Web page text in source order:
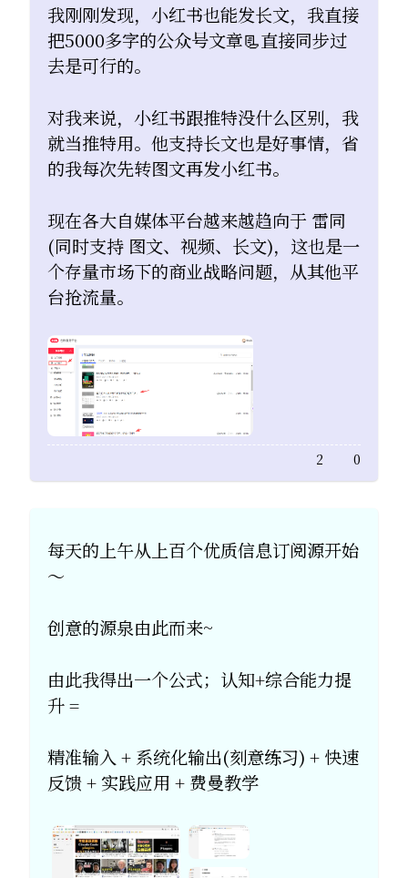
我刚刚发现，小红书也能发长文，我直接
把5000多字的公众号文章📃直接同步过
去是可行的。
对我来说，小红书跟推特没什么区别，我
就当推特用。他支持长文也是好事情，省
的我每次先转图文再发小红书。
现在各大自媒体平台越来越趋向于 雷同
(同时支持 图文、视频、长文)，这也是一
个存量市场下的商业战略问题，从其他平
台抢流量。
0
2
​每天的上午从上百个优质信息订阅源开始
～
​创意的源泉由此而来~
由此我得出一个公式；认知+综合能力提
升 =
精准输入 + 系统化输出(刻意练习) + 快速
反馈 + 实践应用 + 费曼教学